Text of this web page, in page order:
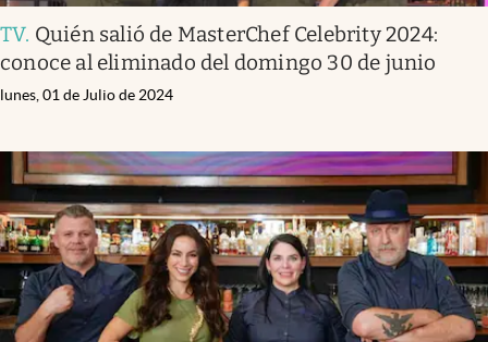
TV. Quién salió de MasterChef Celebrity 2024:
conoce al eliminado del domingo 30 de junio
lunes, 01 de Julio de 2024